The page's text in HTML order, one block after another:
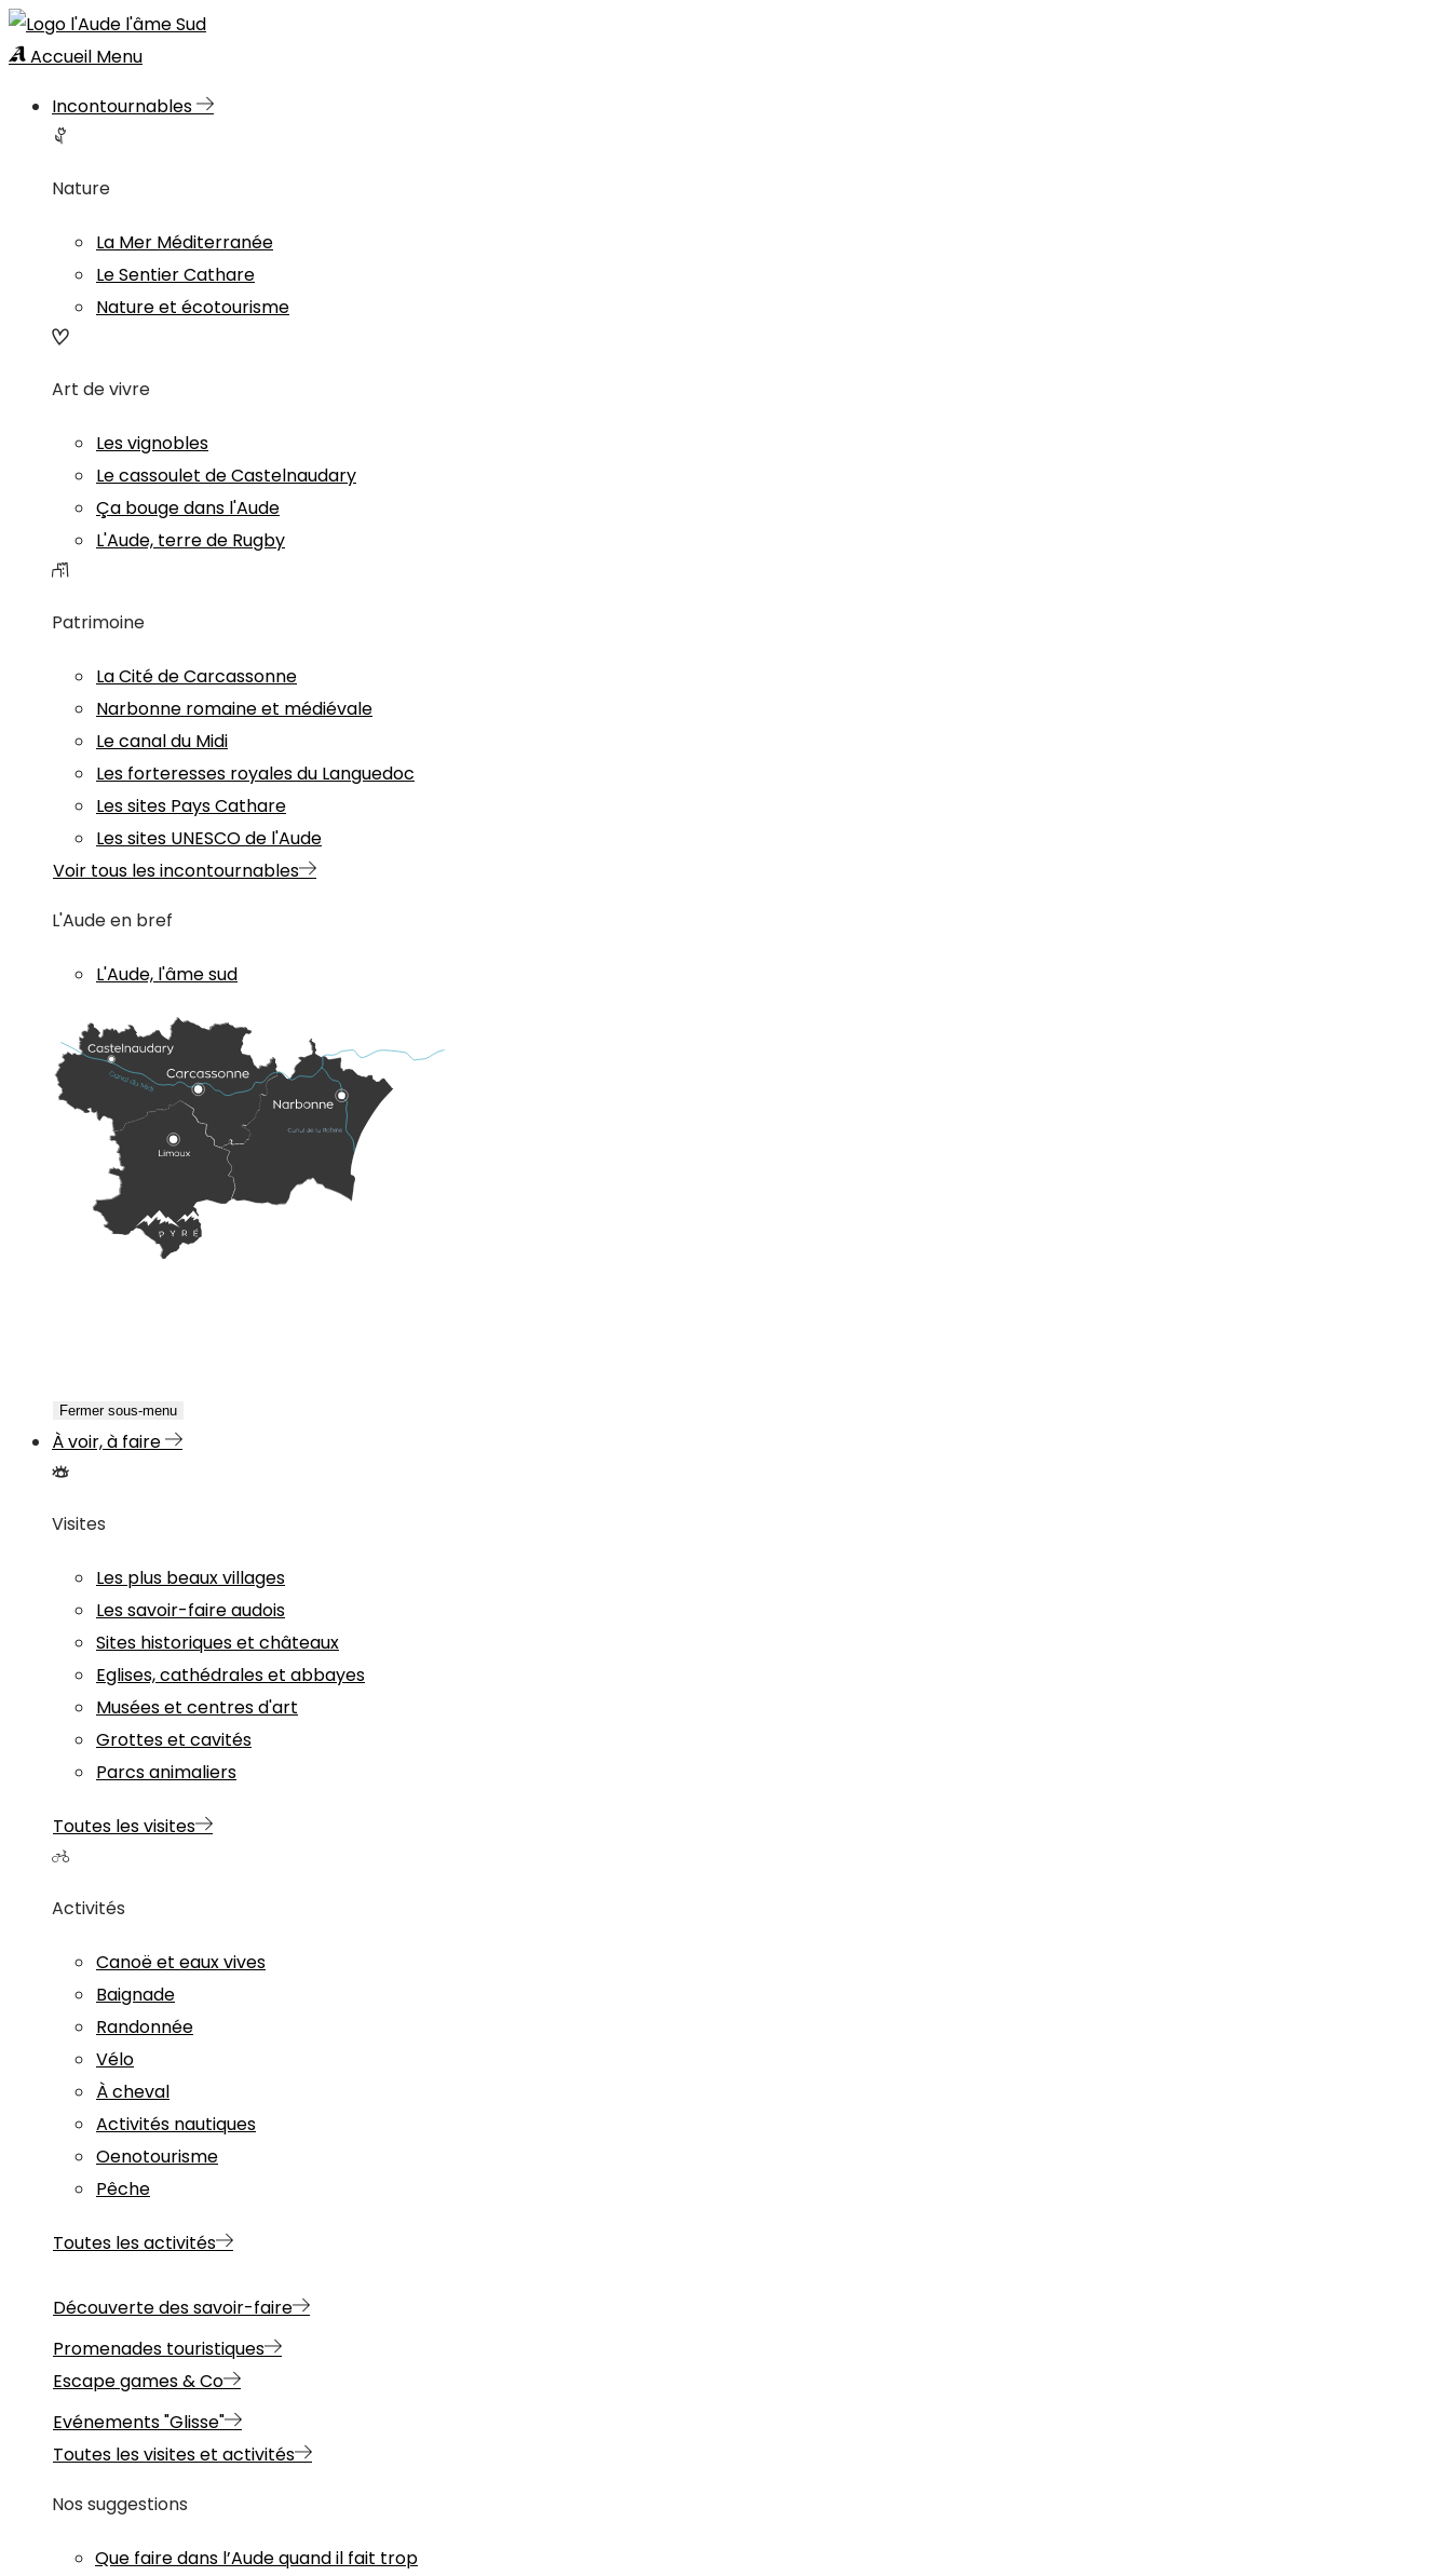
Accueil Menu
Incontournables
Nature
La Mer Méditerranée
Le Sentier Cathare
Nature et écotourisme
Art de vivre
Les vignobles
Le cassoulet de Castelnaudary
Ça bouge dans l'Aude
L'Aude, terre de Rugby
Patrimoine
La Cité de Carcassonne
Narbonne romaine et médiévale
Le canal du Midi
Les forteresses royales du Languedoc
Les sites Pays Cathare
Les sites UNESCO de l'Aude
Voir tous les incontournables
L'Aude en bref
L'Aude, l'âme sud
Fermer sous-menu
À voir, à faire
Visites
Les plus beaux villages
Les savoir-faire audois
Sites historiques et châteaux
Eglises, cathédrales et abbayes
Musées et centres d'art
Grottes et cavités
Parcs animaliers
Toutes les visites
Activités
Canoë et eaux vives
Baignade
Randonnée
Vélo
À cheval
Activités nautiques
Oenotourisme
Pêche
Toutes les activités
Découverte des savoir-faire
Promenades touristiques
Escape games & Co
Evénements "Glisse"
Toutes les visites et activités
Nos suggestions
Que faire dans l’Aude quand il fait trop